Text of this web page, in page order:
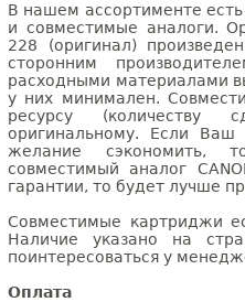
В нашем ассортименте
и совместимые аналоги.
228 (оригинал)
сторонним
расходными материалами
у них минимален.
ресурсу (количеству
оригинальному. Если
желание сэкономить,
совместимый аналог
гарантии, то будет лучше
Совместимые картриджи
Наличие указано на
поинтересоваться у
Оплата